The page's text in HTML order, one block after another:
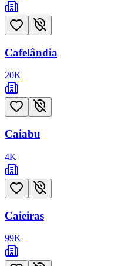
Cafelândia
20K
Caiabu
4K
Caieiras
99K